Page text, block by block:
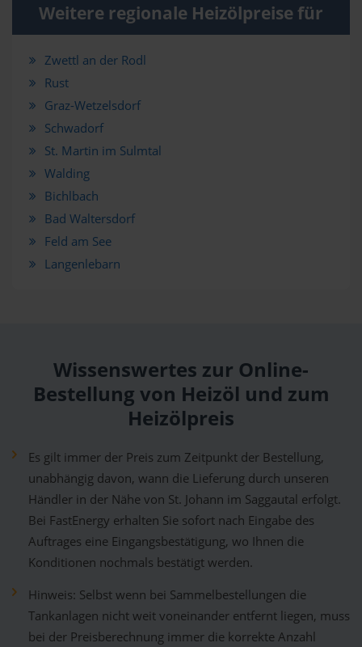
Weitere regionale Heizölpreise für
Zwettl an der Rodl
Rust
Graz-Wetzelsdorf
Schwadorf
St. Martin im Sulmtal
Walding
Bichlbach
Bad Waltersdorf
Feld am See
Langenlebarn
Wissenswertes zur Online-
Bestellung von Heizöl und zum
Heizölpreis
Es gilt immer der Preis zum Zeitpunkt der Bestellung,
unabhängig davon, wann die Lieferung durch unseren
Händler in der Nähe von St. Johann im Saggautal erfolgt.
Bei FastEnergy erhalten Sie sofort nach Eingabe des
Auftrages eine Eingangsbestätigung, wo Ihnen die
Konditionen nochmals bestätigt werden.
Hinweis: Selbst wenn bei Sammelbestellungen die
Tankanlagen nicht weit voneinander entfernt liegen, muss
bei der Preisberechnung immer die korrekte Anzahl